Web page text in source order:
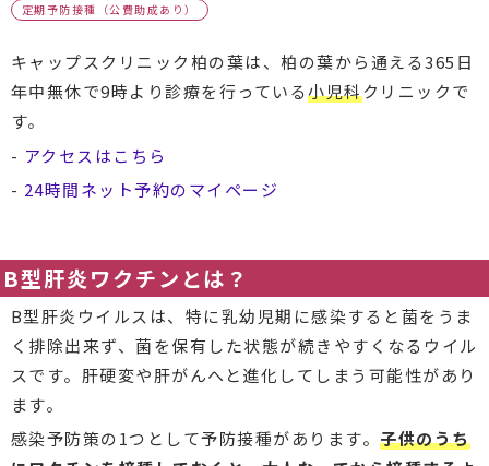
定期予防接種（公費助成あり）
キャップスクリニック柏の葉は、柏の葉から通える365日
年中無休で9時より診療を行っている小児科クリニックで
す。
- アクセスはこちら
- 24時間ネット予約のマイページ
B型肝炎ワクチンとは？
B型肝炎ウイルスは、特に乳幼児期に感染すると菌をうま
く排除出来ず、菌を保有した状態が続きやすくなるウイル
スです。肝硬変や肝がんへと進化してしまう可能性があり
ます。
感染予防策の1つとして予防接種があります。子供のうち